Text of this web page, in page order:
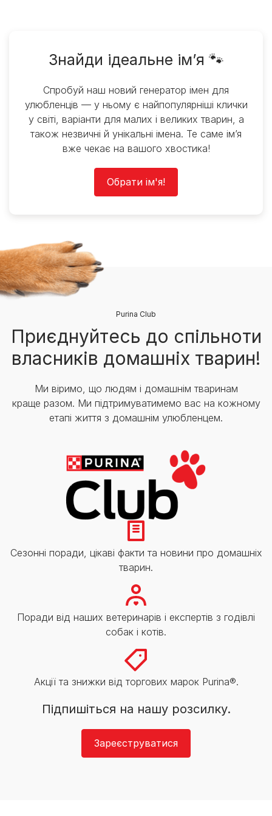
Знайди ідеальне ім’я 🐾
Спробуй наш новий генератор імен для
улюбленців — у ньому є найпопулярніші клички
у світі, варіанти для малих і великих тварин, а
також незвичні й унікальні імена. Те саме ім’я
вже чекає на вашого хвостика!
Обрати ім'я!
Purina Club
Приєднуйтесь до спільноти
власників домашніх тварин!
Ми віримо, що людям і домашнім тваринам
краще разом. Ми підтримуватимемо вас на кожному
етапі життя з домашнім улюбленцем.
Сезонні поради, цікаві факти та новини про домашніх
тварин.
Поради від наших ветеринарів і експертів з годівлі
собак і котів.
Акції та знижки від торгових марок Purina®.
Підпишіться на нашу розсилку.
Зареєструватися